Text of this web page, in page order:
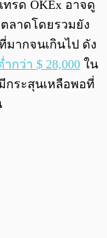
ทรด OKEx อาจดู
ลาดโดยรวมยัง
มากจนเกินไป ดัง
ำกว่า $ 28,000 ใน
ระสุนเหลือพอที่